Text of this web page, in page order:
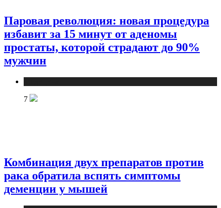
Паровая революция: новая процедура
избавит за 15 минут от аденомы
простаты, которой страдают до 90%
мужчин
7
Комбинация двух препаратов против
рака обратила вспять симптомы
деменции у мышей